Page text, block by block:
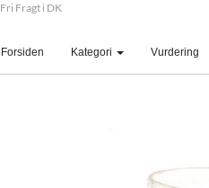
Fri Fragt i DK
Forsiden (current)Kategori Vurdering